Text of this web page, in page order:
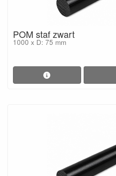
POM staf zwart
1000 x D: 75 mm